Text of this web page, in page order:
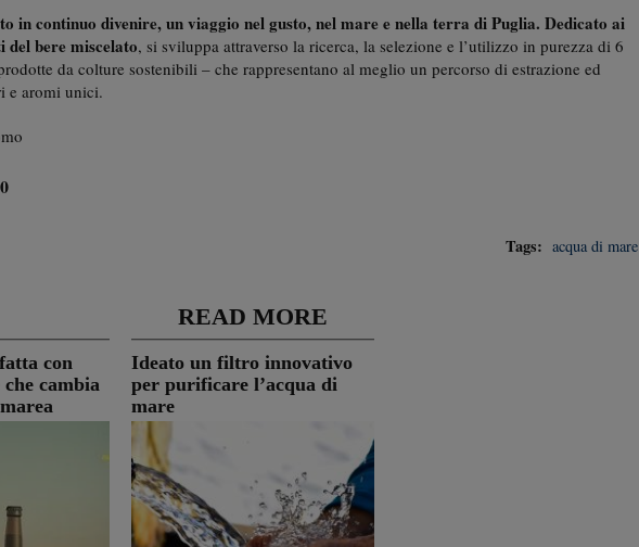
in continuo divenire, un viaggio nel gusto, nel mare e nella terra di Puglia. Dedicato ai
bere miscelato, si sviluppa attraverso la ricerca, la selezione e l’utilizzo in purezza di 6
da colture sostenibili – che rappresentano al meglio un percorso di estrazione ed
e aromi unici.
Tags: acqua di mare
READ MORE
con
cambia
Ideato un filtro innovativo
per purificare l’acqua di
mare